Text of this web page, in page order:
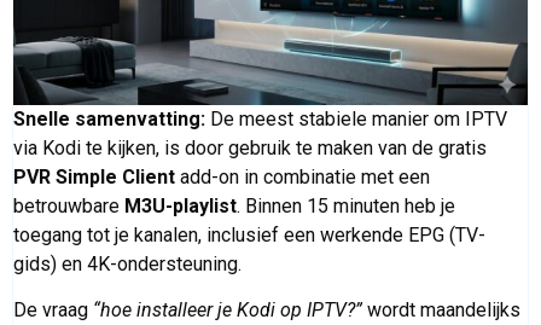
Snelle samenvatting: De meest stabiele manier om IPTV
via Kodi te kijken, is door gebruik te maken van de gratis
PVR Simple Client add-on in combinatie met een
betrouwbare M3U-playlist. Binnen 15 minuten heb je
toegang tot je kanalen, inclusief een werkende EPG (TV-
gids) en 4K-ondersteuning.
De vraag “hoe installeer je Kodi op IPTV?” wordt maandelijks